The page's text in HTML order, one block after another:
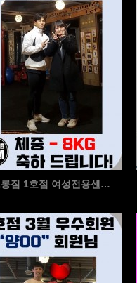
스트롱짐 1호점 여성전용센터 4월 우수회원 정연희회원님